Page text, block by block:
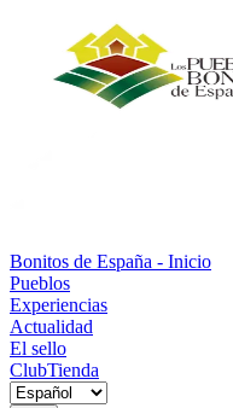
Bonitos de España - Inicio
Pueblos
Experiencias
Actualidad
El sello
ClubTienda